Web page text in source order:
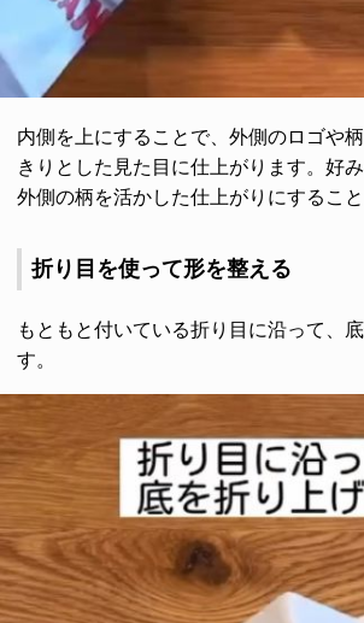
内側を上にすることで、外側のロゴや
きりとした見た目に仕上がります。好
外側の柄を活かした仕上がりにすること
折り目を使って形を整える
もともと付いている折り目に沿って、
す。